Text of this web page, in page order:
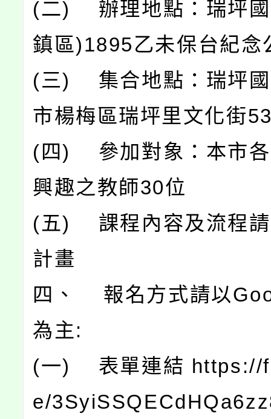
(二) 辦理地點：瑞坪國
鎮區)1895乙未保台紀念
(三) 集合地點：瑞坪國
市楊梅區瑞坪里文化街
(四) 參加對象：本市各
興趣之教師30位
(五) 課程內容及流程請
計畫
四、 報名方式請以
為主:
(一) 表單連結 https://
e/